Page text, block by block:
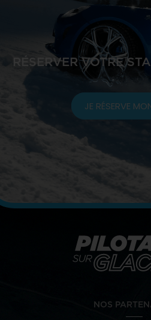
RÉSERVER VOTRE
JE RÉSERVE
NOS